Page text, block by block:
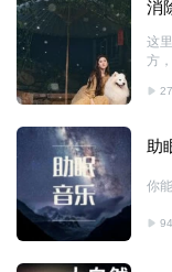
消
这
方
助
你